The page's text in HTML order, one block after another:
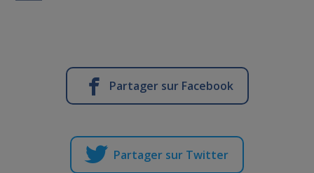
Partager sur Facebook
Partager sur Twitter